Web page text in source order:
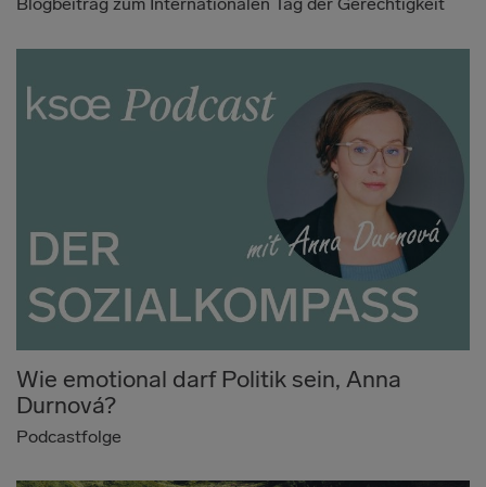
Wie emotional darf Politik sein, Anna
Durnová?
Podcastfolge